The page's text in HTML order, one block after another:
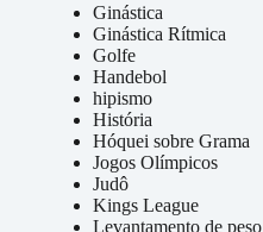
Ginástica
Ginástica Rítmica
Golfe
Handebol
hipismo
História
Hóquei sobre Grama
Jogos Olímpicos
Judô
Kings League
Levantamento de peso